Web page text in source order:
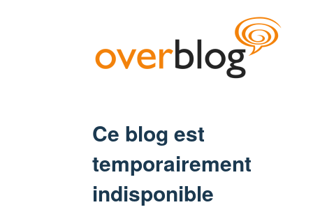
Ce blog est
temporairement
indisponible